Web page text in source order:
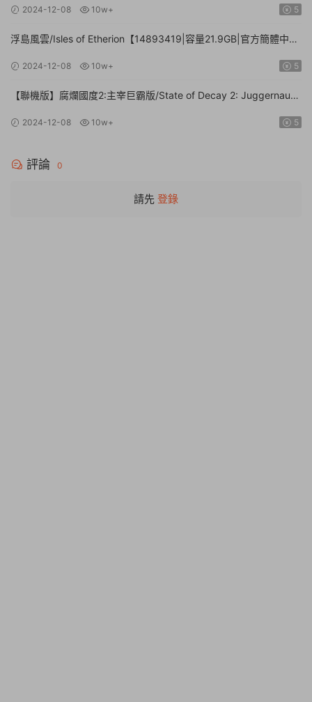
2024-12-08 10w+ 5
浮島風雲/Isles of Etherion【14893419|容量21.9GB|官方簡體中
2024-12-08 10w+ 5
【聯機版】腐爛國度2:主宰巨霸版/State of Decay 2: Juggernaut
2024-12-08 10w+ 5
評論 0
請先 登錄